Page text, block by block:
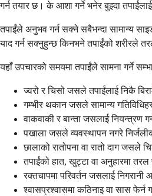
गर्न तयार छ। के आशा गर्ने भनेर बुझ्दा
तपाईंले अनुभव गर्न सक्ने सबैभन्दा सामान्य
याद गर्न सक्नुहुन्छ किनभने तपाईंको शरीरले
यहाँ उपचारको समयमा तपाईंले सामना गर्ने
ज्वरो र चिसो जसले तपाईंलाई निकै
गम्भीर थकान जसले सामान्य
वाकवाकी र बान्ता जसलाई नियन्त्रण
पखाला जसले व्यवस्थापन नगरे
छालाको रातोपना वा रातो दाग
तपाईंको हात, खुट्टा वा अनुहारमा तरल
रक्तचापमा परिवर्तन जसलाई
श्वासप्रश्वासमा कठिनाइ वा सास फेर्न